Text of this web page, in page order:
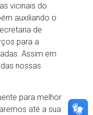
vicinais do
auxiliando o
de
para a
Assim em
nossas
para melhor
até a sua